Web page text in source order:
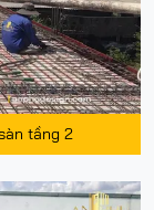
tầng 2